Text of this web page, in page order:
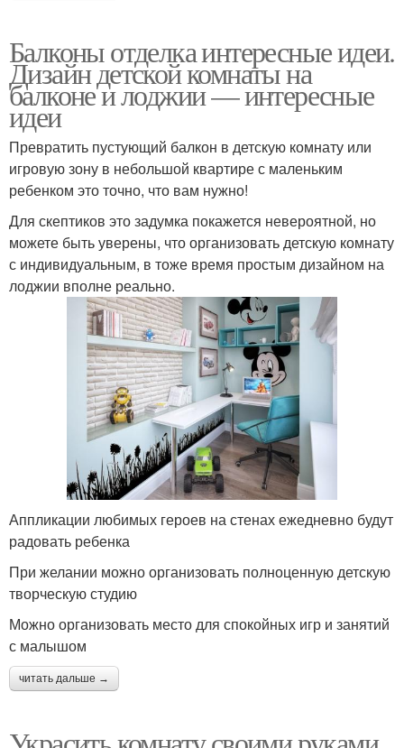
Балконы отделка интересные идеи.
Дизайн детской комнаты на
балконе и лоджии — интересные
идеи
Превратить пустующий балкон в детскую комнату или
игровую зону в небольшой квартире с маленьким
ребенком это точно, что вам нужно!
Для скептиков это задумка покажется невероятной, но
можете быть уверены, что организовать детскую комнату
с индивидуальным, в тоже время простым дизайном на
лоджии вполне реально.
Аппликации любимых героев на стенах ежедневно будут
радовать ребенка
При желании можно организовать полноценную детскую
творческую студию
Можно организовать место для спокойных игр и занятий
с малышом
читать дальше →